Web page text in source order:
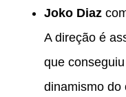
Joko Diaz
A direção é
que
dinamismo do